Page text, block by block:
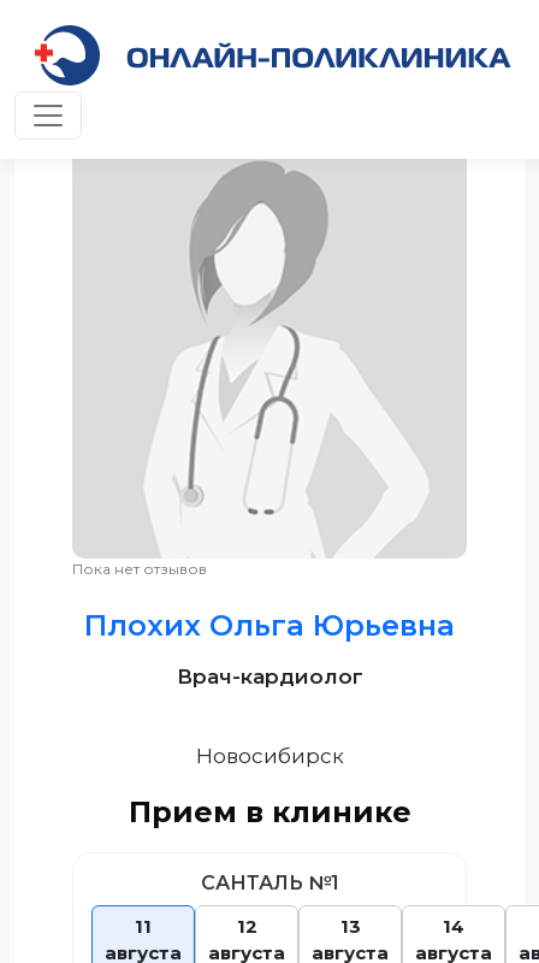
Пока нет отзывов
Плохих Ольга Юрьевна
Врач-кардиолог
Новосибирск
Прием в клинике
САНТАЛЬ №1
11
августа
12
августа
13
августа
14
августа